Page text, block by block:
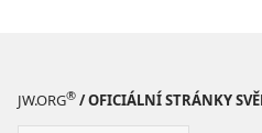
JW.ORG® / OFICIÁLNÍ STRÁNKY